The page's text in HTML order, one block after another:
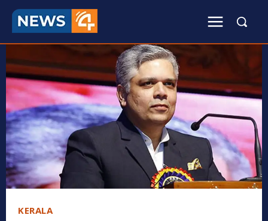
KERALA